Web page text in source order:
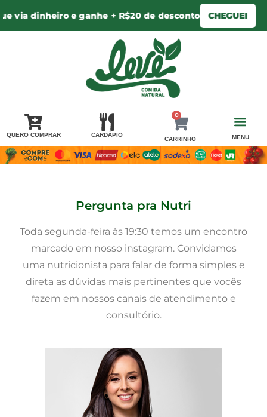
ganhe + R$20 de desconto CHEGUEI •
QUERO COMPRAR CARDÁPIO
0
CARRINHO MENU
Pergunta pra Nutri
Toda segunda-feira às 19:30 temos um encontro
marcado em nosso instagram. Convidamos
uma nutricionista para falar de forma simples e
direta as dúvidas mais pertinentes que vocês
fazem em nossos canais de atendimento e
consultório.